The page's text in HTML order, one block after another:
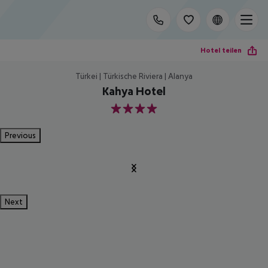
Hotel teilen
Türkei | Türkische Riviera | Alanya
Kahya Hotel
4
Previous
Next